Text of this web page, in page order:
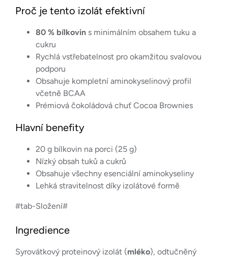
Proč je tento izolát efektivní
80 % bílkovin s minimálním obsahem tuku a
cukru
Rychlá vstřebatelnost pro okamžitou svalovou
podporu
Obsahuje kompletní aminokyselinový profil
včetně BCAA
Prémiová čokoládová chuť Cocoa Brownies
Hlavní benefity
20 g bílkovin na porci (25 g)
Nízký obsah tuků a cukrů
Obsahuje všechny esenciální aminokyseliny
Lehká stravitelnost díky izolátové formě
#tab-Složení#
Ingredience
Syrovátkový proteinový izolát (mléko), odtučněný